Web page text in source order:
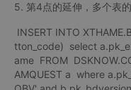
5. 第4点的延伸，多个表
INSERT INTO
tton_code) select
ame FROM
AMQUEST a where